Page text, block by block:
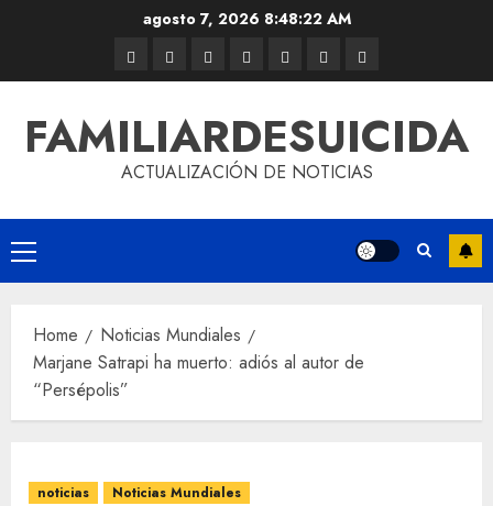
agosto 7, 2026 8:48:23 AM
FAMILIARDESUICIDA
ACTUALIZACIÓN DE NOTICIAS
Home
Noticias Mundiales
Marjane Satrapi ha muerto: adiós al autor de
“Persépolis”
noticias Noticias Mundiales